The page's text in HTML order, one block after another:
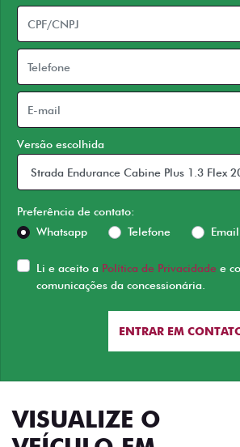
Versão escolhida
Preferência de contato:
Whatsapp
Telefone Email
Li e aceito a Política de Privacidade e
comunicações da concessionária.
ENTRAR EM
VISUALIZE O